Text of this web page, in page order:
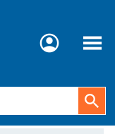
Meny